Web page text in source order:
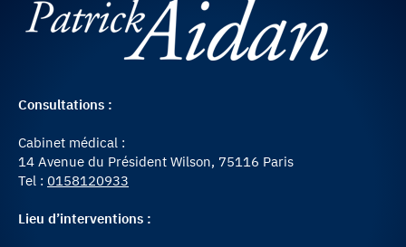
Consultations :
Cabinet médical :
14 Avenue du Président Wilson, 75116 Paris
Tel : 0158120933
Lieu d’interventions :